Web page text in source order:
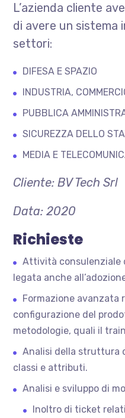
L’azienda cliente
di avere un sistema
settori:
DIFESA E SPAZIO
INDUSTRIA,
PUBBLICA
SICUREZZA DELLO
MEDIA E
Cliente: BV Tech Srl
Data: 2020
Richieste
Attività consulenziale
legata anche
Formazione avanzata
configurazione del
metodologie, quali il
Analisi della struttura
classi e attributi.
Analisi e sviluppo di
Inoltro di ticket